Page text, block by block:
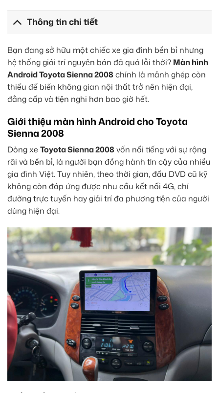
Thông tin chi tiết
Bạn đang sở hữu một chiếc xe gia đình bền bỉ nhưng
hệ thống giải trí nguyên bản đã quá lỗi thời? Màn hình
Android Toyota Sienna 2008chính là mảnh ghép còn
thiếu để biến không gian nội thất trở nên hiện đại,
đẳng cấp và tiện nghi hơn bao giờ hết.
Giới thiệu màn hình Android cho Toyota
Sienna 2008
Dòng xe Toyota Sienna 2008vốn nổi tiếng với sự rộng
rãi và bền bỉ, là người bạn đồng hành tin cậy của nhiều
gia đình Việt. Tuy nhiên, theo thời gian, đầu DVD cũ kỹ
không còn đáp ứng được nhu cầu kết nối 4G, chỉ
đường trực tuyến hay giải trí đa phương tiện của người
dùng hiện đại.